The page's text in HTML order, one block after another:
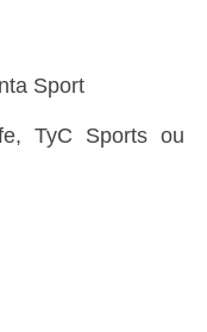
Sport
TyC Sports ou